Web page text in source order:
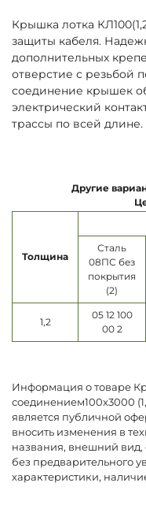
Крышка лотка
защиты кабеля.
дополнительных
отверстие с резьбой
соединение крышек
электрический
трассы по всей длине.
Другие
Толщина
Сталь
08ПС без
покрытия
(2)
1,2
05 12 100
00 2
Информация о товаре
соединением100х3000
является публичной
вносить изменения в
названия, внешний вид,
без предварительного
характеристики,